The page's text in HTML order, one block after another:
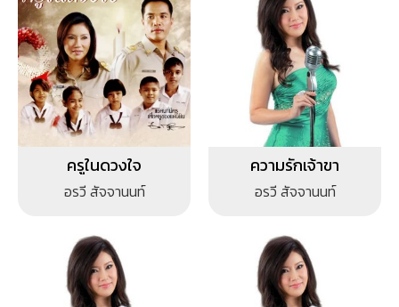
ครูในดวงใจ
อรวี สัจจานนท์
ความรักเจ้าขา
อรวี สัจจานนท์